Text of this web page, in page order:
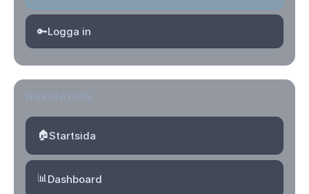
🔑Logga in
🏠Startsida
📊Dashboard